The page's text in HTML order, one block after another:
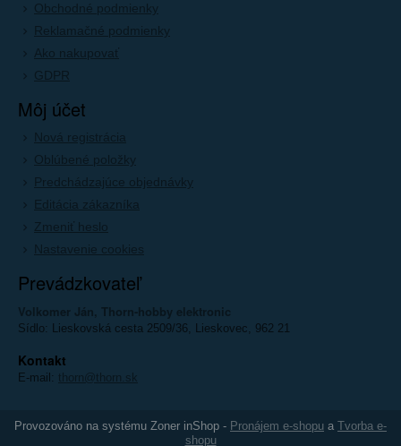
Obchodné podmienky
Reklamačné podmienky
Ako nakupovať
GDPR
Môj účet
Nová registrácia
Oblúbené položky
Predchádzajúce objednávky
Editácia zákazníka
Zmeniť heslo
Nastavenie cookies
Prevádzkovateľ
Volkomer Ján, Thorn-hobby elektronic
Sídlo: Lieskovská cesta 2509/36, Lieskovec, 962 21
Kontakt
E-mail: thorn@thorn.sk
Provozováno na systému Zoner inShop - Pronájem e-shopu a Tvorba e-
shopu